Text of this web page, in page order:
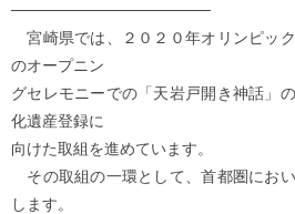
──────────────────
宮崎県では、２０２０年オリンピッ
のオープニン
グセレモニーでの「天岩戸開き神話」
化遺産登録に
向けた取組を進めています。
その取組の一環として、首都圏にお
します。